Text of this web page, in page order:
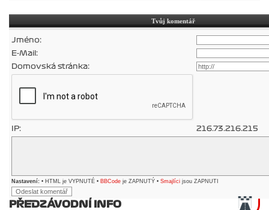
Tvůj komentář
Jméno:
E-Mail:
Domovská stránka:
IP: 216.73.216.215
Nastavení: • HTML je VYPNUTÉ • BBCode je ZAPNUTÝ • Smajlíci jsou ZAPNUTI
PŘEDZÁVODNÍ INFO